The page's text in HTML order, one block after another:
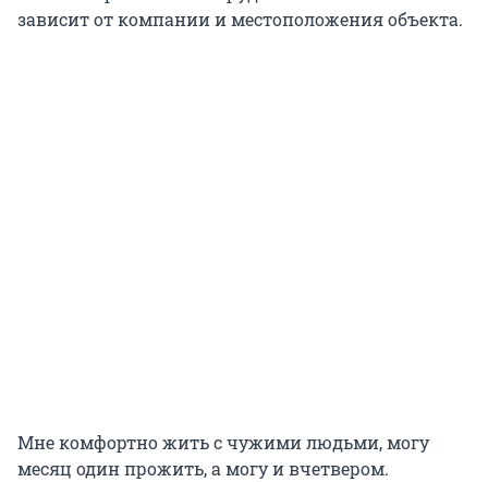
зависит от компании и местоположения объекта.
Мне комфортно жить с чужими людьми, могу
месяц один прожить, а могу и вчетвером.